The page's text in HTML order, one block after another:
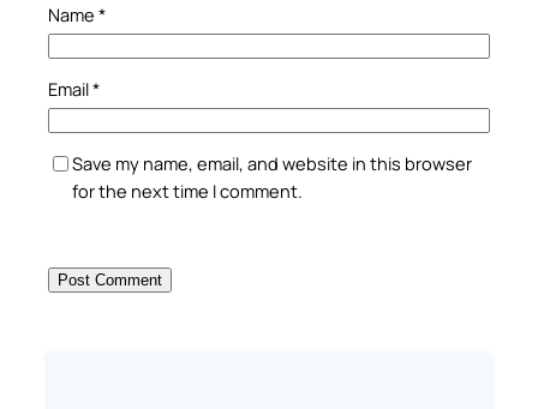
Name *
Email*
Save my name, email, and website in this browser
for the next time I comment.